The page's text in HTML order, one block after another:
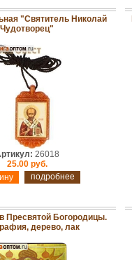
"Святитель Николай
Чудотворец"
26018
25.00 руб.
подробнее
Пресвятой Богородицы.
дерево, лак